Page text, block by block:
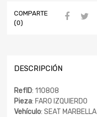
COMPARTE
(0)
DESCRIPCIÓN
RefID: 110808
Pieza: FARO IZQUIERDO
Vehículo: SEAT MARBELLA